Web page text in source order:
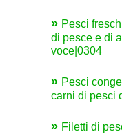
Pesci
di pesce e di
voce|0304
Pesci
carni di pesci
Filetti di